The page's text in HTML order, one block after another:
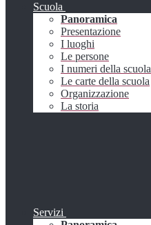
Scuola
Panoramica
Presentazione
I luoghi
Le persone
I numeri della scuola
Le carte della scuola
Organizzazione
La storia
Servizi